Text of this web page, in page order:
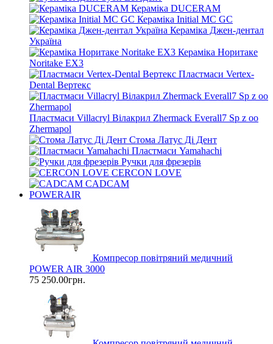
Кераміка DUCERAM
Кераміка Initial MC GC
Кераміка Джен-дентал
Україна
Кераміка Норитаке
Noritake EX3
Пластмаси Vertex-
Dental Вертекс
Пластмаси Villacryl Вілакрил Zhermack Everall7 Sp z oo
Zhermapol
Стома Латус Ді Дент
Пластмаси Yamahachi
Ручки для фрезерів
CERCON LOVE
CADCAM
POWERAIR
Компресор повітряний медичний
POWER AIR 3000
75 250.00грн.